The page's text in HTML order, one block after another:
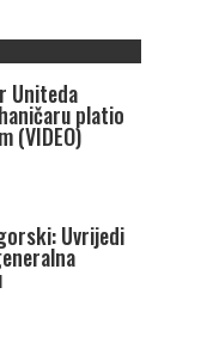
Uniteda
platio
(VIDEO)
Uvrijedi